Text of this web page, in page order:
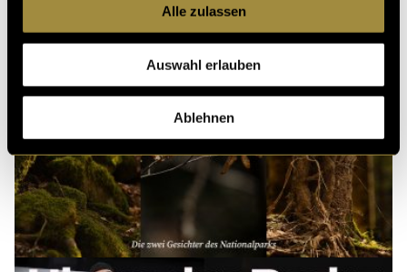
Alle zulassen
Auswahl erlauben
Ablehnen